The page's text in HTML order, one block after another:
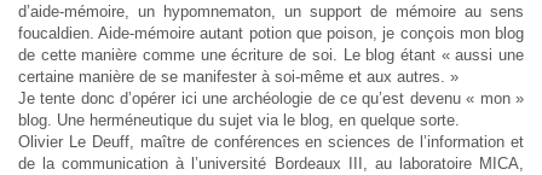
d’aide-mémoire, un hypomnematon, un support de mémoire au sens
foucaldien. Aide-mémoire autant potion que poison, je conçois mon blog
de cette manière comme une écriture de soi. Le blog étant « aussi une
certaine manière de se manifester à soi-même et aux autres. »
Je tente donc d’opérer ici une archéologie de ce qu’est devenu « mon »
blog. Une herméneutique du sujet via le blog, en quelque sorte.
Olivier Le Deuff, maître de conférences en sciences de l’information et
de la communication à l’université Bordeaux III, au laboratoire MICA,